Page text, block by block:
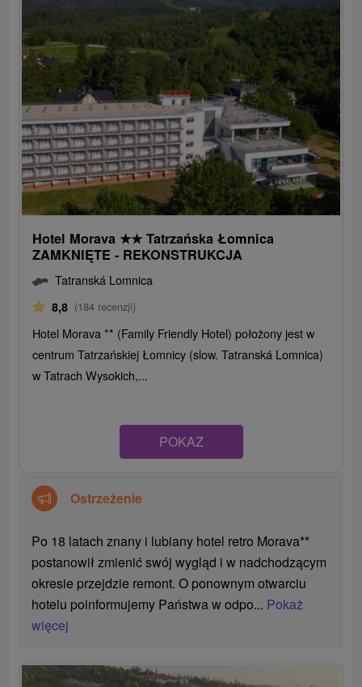
Hotel Morava ★★ Tatrzańska Łomnica
ZAMKNIĘTE - REKONSTRUKCJA
Tatranská Lomnica
8,8 (184 recenzji)
Hotel Morava ** (Family Friendly Hotel) położony jest w
centrum Tatrzańskiej Łomnicy (slow. Tatranská Lomnica)
w Tatrach Wysokich,...
POKAZ
Ostrzeżenie
Po 18 latach znany i lubiany hotel retro Morava**
postanowił zmienić swój wygląd i w nadchodzącym
okresie przejdzie remont. O ponownym otwarciu
hotelu poinformujemy Państwa w odpo... Pokaż
więcej